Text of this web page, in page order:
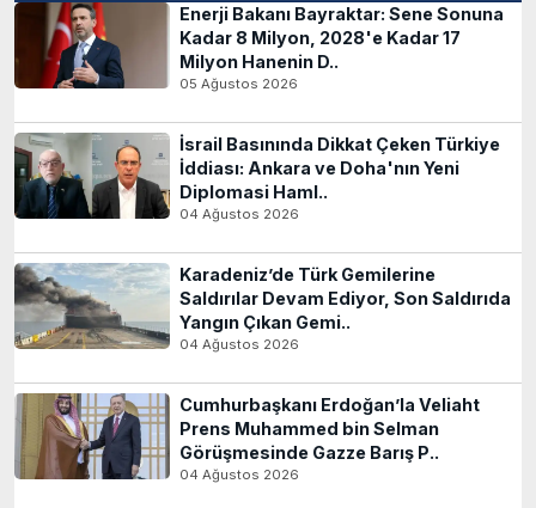
Enerji Bakanı Bayraktar: Sene Sonuna
Kadar 8 Milyon, 2028'e Kadar 17
Milyon Hanenin D..
05 Ağustos 2026
İsrail Basınında Dikkat Çeken Türkiye
İddiası: Ankara ve Doha'nın Yeni
Diplomasi Haml..
04 Ağustos 2026
Karadeniz’de Türk Gemilerine
Saldırılar Devam Ediyor, Son Saldırıda
Yangın Çıkan Gemi..
04 Ağustos 2026
Cumhurbaşkanı Erdoğan’la Veliaht
Prens Muhammed bin Selman
Görüşmesinde Gazze Barış P..
04 Ağustos 2026